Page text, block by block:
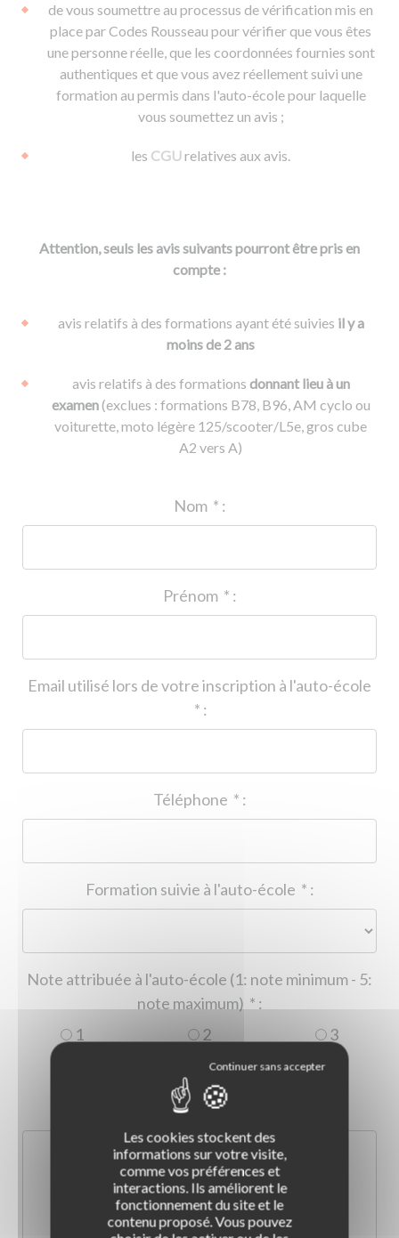
de vous soumettre au processus de vérification mis en
place par Codes Rousseau pour vérifier que vous êtes
une personne réelle, que les coordonnées fournies sont
authentiques et que vous avez réellement suivi une
formation au permis dans l'auto-école pour laquelle
vous soumettez un avis ;
les CGUrelatives aux avis.
Attention, seuls les avis suivants pourront être pris en
compte :
avis relatifs à des formations ayant été suivies il y a
moins de 2 ans
avis relatifs à des formations donnant lieu à un
examen(exclues : formations B78, B96, AM cyclo ou
voiturette, moto légère 125/scooter/L5e, gros cube
A2 vers A)
* :
* :
Email utilisé lors de votre inscription à l'auto-école
* :
* :
* :
Note attribuée à l'auto-école (1: note minimum - 5:
* :
1
2
3
5
Les cookies stockent des
informations sur votre visite,
comme vos préférences et
interactions. Ils améliorent le
fonctionnement du site et le
contenu proposé. Vous pouvez